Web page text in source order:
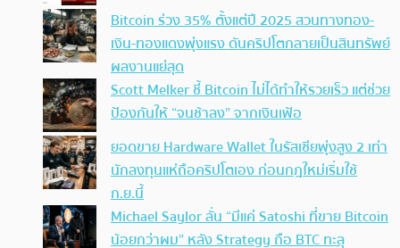
Bitcoin ร่วง 35% ตั้งแต่ปี 2025 สวนทางทอง-
เงิน-ทองแดงพุ่งแรง ดันคริปโตกลายเป็นสินทรัพย์
ผลงานแย่สุด
Scott Melker ชี้ Bitcoin ไม่ได้ทำให้รวยเร็ว แต่ช่วย
ป้องกันให้ “จนช้าลง” จากเงินเฟ้อ
ยอดขาย Hardware Wallet ในรัสเซียพุ่งสูง 2 เท่า
นักลงทุนแห่ถือคริปโตเอง ก่อนกฎใหม่เริ่มใช้
ก.ย.นี้
Michael Saylor ลั่น “มีแค่ Satoshi ที่ขาย Bitcoin
น้อยกว่าผม” หลัง Strategy ถือ BTC ทะลุ